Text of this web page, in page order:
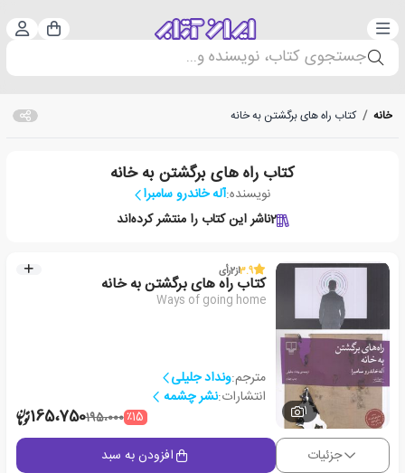
دسته‌بندی سبد
جستجوی کتاب، نویسنده و...
خانه / کتاب راه های برگشتن به خانه
کتاب راه های برگشتن به خانه
نویسنده:آله خاندرو سامبرا
2ناشر این کتاب را منتشر کرده‌اند
1
3.9از2رأی
کتاب راه های برگشتن به خانه
Ways of going home
مترجم:ونداد جلیلی
انتشارات:نشر چشمه
٪15195،000165،750
جزئیات افزودن به سبد